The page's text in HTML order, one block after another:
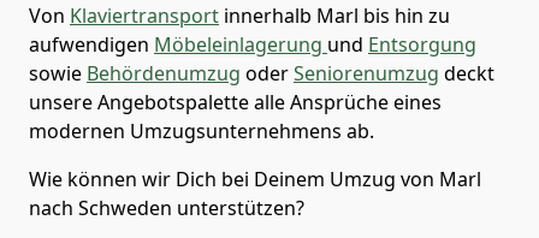
Von Klaviertransport innerhalb Marl bis hin zu
aufwendigen Möbeleinlagerung und Entsorgung
sowie Behördenumzug oderSeniorenumzug deckt
unsere Angebotspalette alle Ansprüche eines
modernen Umzugsunternehmens ab.
Wie können wir Dich bei Deinem Umzug von Marl
nach Schweden unterstützen?